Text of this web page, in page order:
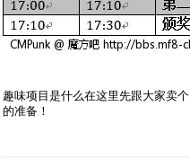
趣味项目是什么在这里先跟大家卖
的准备！